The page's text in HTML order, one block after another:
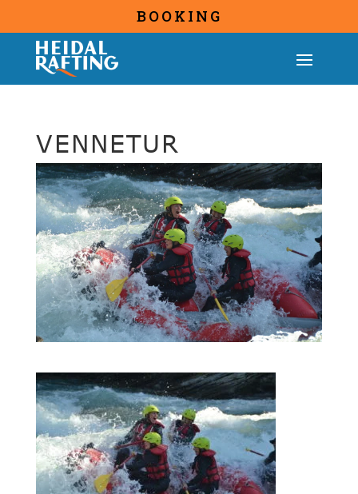
BOOKING
VENNETUR